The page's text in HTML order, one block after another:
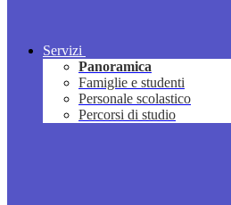
Servizi
Panoramica
Famiglie e studenti
Personale scolastico
Percorsi di studio